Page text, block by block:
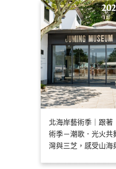
北海岸藝術季｜跟著
術季－潮歌．光火共
灣與三芝，感受山海